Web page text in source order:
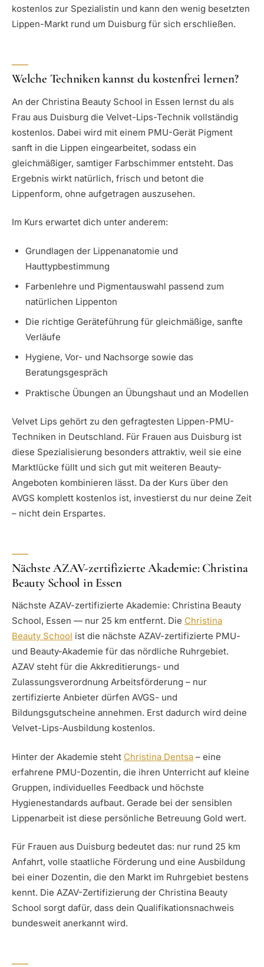
kostenlos zur Spezialistin und kann den wenig besetzten
Lippen-Markt rund um Duisburg für sich erschließen.
Welche Techniken kannst du kostenfrei lernen?
An der Christina Beauty School in Essen lernst du als
Frau aus Duisburg die Velvet-Lips-Technik vollständig
kostenlos. Dabei wird mit einem PMU-Gerät Pigment
sanft in die Lippen eingearbeitet, sodass ein
gleichmäßiger, samtiger Farbschimmer entsteht. Das
Ergebnis wirkt natürlich, frisch und betont die
Lippenform, ohne aufgetragen auszusehen.
Im Kurs erwartet dich unter anderem:
Grundlagen der Lippenanatomie und
Hauttypbestimmung
Farbenlehre und Pigmentauswahl passend zum
natürlichen Lippenton
Die richtige Geräteführung für gleichmäßige, sanfte
Verläufe
Hygiene, Vor- und Nachsorge sowie das
Beratungsgespräch
Praktische Übungen an Übungshaut und an Modellen
Velvet Lips gehört zu den gefragtesten Lippen-PMU-
Techniken in Deutschland. Für Frauen aus Duisburg ist
diese Spezialisierung besonders attraktiv, weil sie eine
Marktlücke füllt und sich gut mit weiteren Beauty-
Angeboten kombinieren lässt. Da der Kurs über den
AVGS komplett kostenlos ist, investierst du nur deine Zeit
– nicht dein Erspartes.
Nächste AZAV-zertifizierte Akademie: Christina
Beauty School in Essen
Nächste AZAV-zertifizierte Akademie: Christina Beauty
School, Essen — nur 25 km entfernt. Die Christina
Beauty School ist die nächste AZAV-zertifizierte PMU-
und Beauty-Akademie für das nördliche Ruhrgebiet.
AZAV steht für die Akkreditierungs- und
Zulassungsverordnung Arbeitsförderung – nur
zertifizierte Anbieter dürfen AVGS- und
Bildungsgutscheine annehmen. Erst dadurch wird deine
Velvet-Lips-Ausbildung kostenlos.
Hinter der Akademie steht Christina Dentsa – eine
erfahrene PMU-Dozentin, die ihren Unterricht auf kleine
Gruppen, individuelles Feedback und höchste
Hygienestandards aufbaut. Gerade bei der sensiblen
Lippenarbeit ist diese persönliche Betreuung Gold wert.
Für Frauen aus Duisburg bedeutet das: nur rund 25 km
Anfahrt, volle staatliche Förderung und eine Ausbildung
bei einer Dozentin, die den Markt im Ruhrgebiet bestens
kennt. Die AZAV-Zertifizierung der Christina Beauty
School sorgt dafür, dass dein Qualifikationsnachweis
bundesweit anerkannt wird.